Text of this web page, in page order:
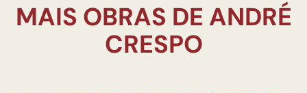
MAIS OBRAS DE ANDRÉ